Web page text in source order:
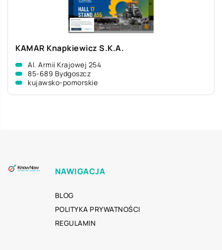
KAMAR Knapkiewicz S.K.A.
Al. Armii Krajowej 254
85-689 Bydgoszcz
kujawsko-pomorskie
NAWIGACJA
BLOG
POLITYKA PRYWATNOŚCI
REGULAMIN